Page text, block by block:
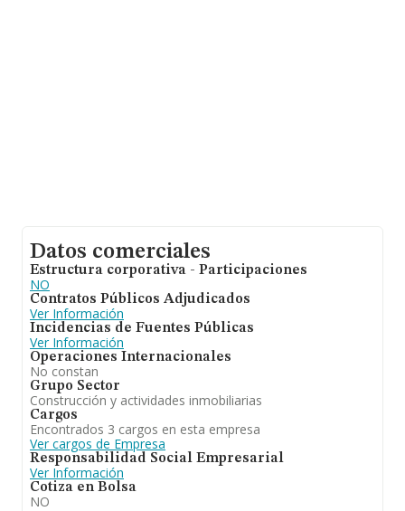
Datos comerciales
Estructura corporativa - Participaciones
NO
Contratos Públicos Adjudicados
Ver Información
Incidencias de Fuentes Públicas
Ver Información
Operaciones Internacionales
No constan
Grupo Sector
Construcción y actividades inmobiliarias
Cargos
Encontrados 3 cargos en esta empresa
Ver cargos de Empresa
Responsabilidad Social Empresarial
Ver Información
Cotiza en Bolsa
NO